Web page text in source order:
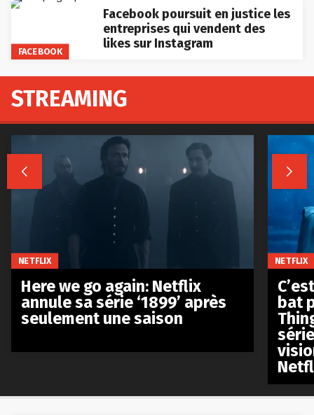
FACEBOOK
Facebook poursuit en justice les
entreprises qui vendent des
likes sur Instagram
STREAMING
 
NETFLIX
Here we go again: Netflix
annule sa série ‘1899’ après
seulement une saison
NETFLIX
bat